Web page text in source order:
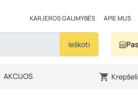
KARJEROS GALIMYBĖS APIE MUS
Ieškoti
AKCIJOS